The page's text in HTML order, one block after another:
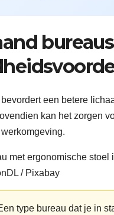
een betere
kan het zorgen
/ Pixabay
type bureau dat je in